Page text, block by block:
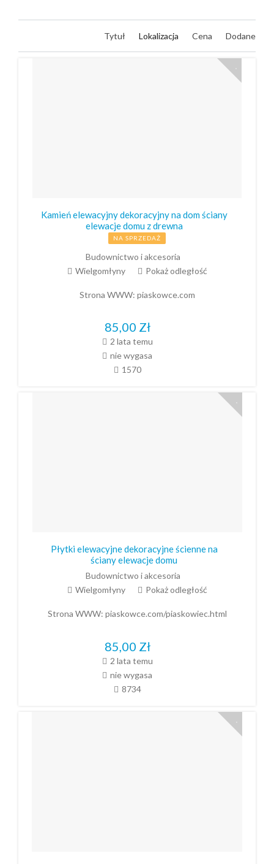
Tytuł Lokalizacja Cena Dodane
Kamień elewacyjny dekoracyjny na dom ściany
elewacje domu z drewna
NA SPRZEDAŻ
Budownictwo i akcesoria
Wielgomłyny
Pokaż odległość
Strona WWW: piaskowce.com
85,00 Zł
2 lata temu
nie wygasa
1570
Płytki elewacyjne dekoracyjne ścienne na
ściany elewacje domu
Budownictwo i akcesoria
Wielgomłyny
Pokaż odległość
Strona WWW: piaskowce.com/piaskowiec.html
85,00 Zł
2 lata temu
nie wygasa
8734